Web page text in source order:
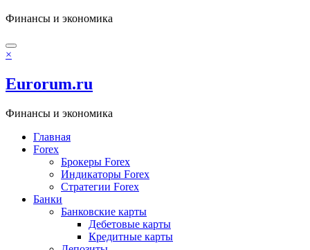
Финансы и экономика
×
Eurorum.ru
Финансы и экономика
Главная
Forex
Брокеры Forex
Индикаторы Forex
Стратегии Forex
Банки
Банковские карты
Дебетовые карты
Кредитные карты